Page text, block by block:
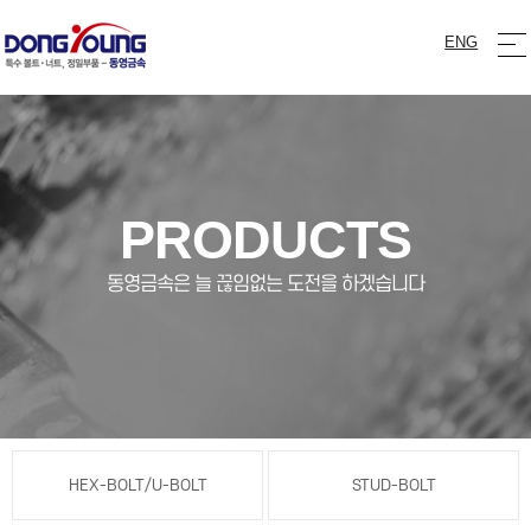
ENG
PRODUCTS
동영금속은 늘 끊임없는 도전을 하겠습니다
HEX-BOLT/U-BOLT STUD-BOLT